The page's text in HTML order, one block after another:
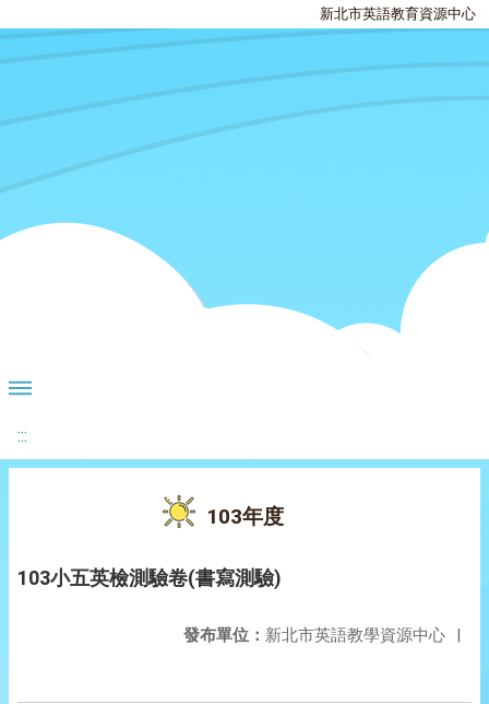
新北市英語教育資源中心
:::
103年度
103小五英檢測驗卷(書寫測驗)
發布單位： 新北市英語教學資源中心 |